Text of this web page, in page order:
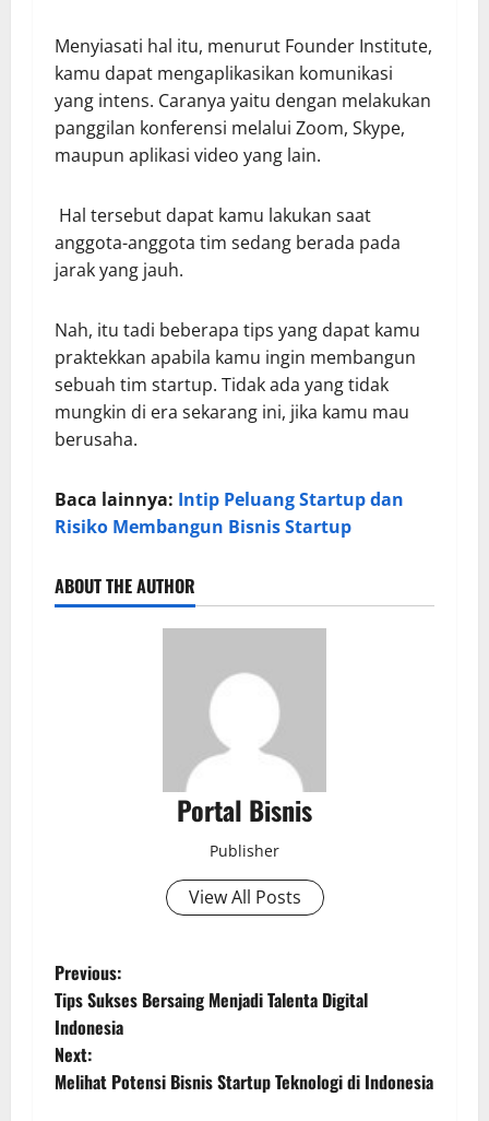
Menyiasati hal itu, menurut Founder Institute,
kamu dapat mengaplikasikan komunikasi
yang intens. Caranya yaitu dengan melakukan
panggilan konferensi melalui Zoom, Skype,
maupun aplikasi video yang lain.
Hal tersebut dapat kamu lakukan saat
anggota-anggota tim sedang berada pada
jarak yang jauh.
Nah, itu tadi beberapa tips yang dapat kamu
praktekkan apabila kamu ingin membangun
sebuah tim startup. Tidak ada yang tidak
mungkin di era sekarang ini, jika kamu mau
berusaha.
Baca lainnya: Intip Peluang Startup dan
Risiko Membangun Bisnis Startup
ABOUT THE AUTHOR
Portal Bisnis
Publisher
View All Posts
Previous:
Tips Sukses Bersaing Menjadi Talenta Digital
Indonesia
Next:
Melihat Potensi Bisnis Startup Teknologi di Indonesia